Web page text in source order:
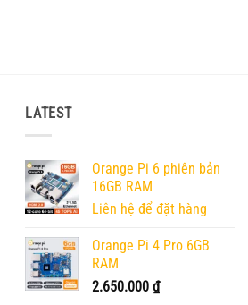
LATEST
Orange Pi 6 phiên bản
16GB RAM
Liên hệ để đặt hàng
Orange Pi 4 Pro 6GB
RAM
2.650.000 ₫